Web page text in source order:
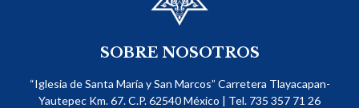
SOBRE NOSOTROS
“Iglesia de Santa María y San Marcos” Carretera Tlayacapan-
Yautepec Km. 67. C.P. 62540​ México | Tel. 735 357 71 26